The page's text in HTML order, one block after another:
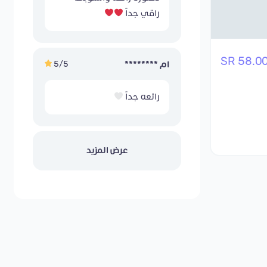
58.00
راقي جداً
ام ******** 5/5
رائعه جداً
عرض المزيد